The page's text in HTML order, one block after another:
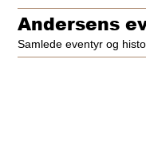
Andersens
Samlede eventyr og